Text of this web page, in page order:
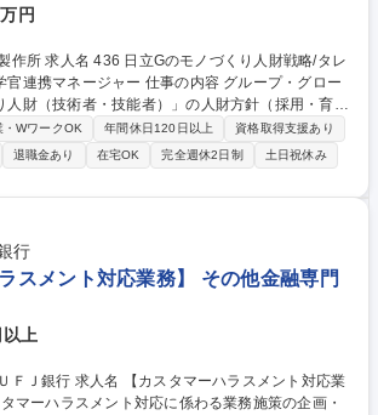
円
り人財戦略/タレ
ャー 仕事の内容 グループ・グロー
人財（技術者・技能者）」の人財方針（採用・育
計し、経営意思決定につなげます。 ■日立グル
化プロジェクト」PMO及び関連WGメンバーとし
関係部門及び本社モノづくり推進部門、日立アカ
・提案・実行をリードする。 ■「茨城県におけるモ
構想のメンバーとして参画し、特に産学官連携の
集職種 436 日立Gのモノづくり
ジメント産学官連携マネージャー
・WワークOK 年間休日120日以上
資格取得支援あり
退職金あり 在宅OK 完全週休2日制
土日祝休み
行
スメント対応業務】 その他金融専門
上
ーハラスメント対応業